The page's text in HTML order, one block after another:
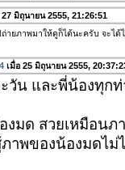
มิถุนายน 2555, 21:26:51
ยภาพมาให้ดูก็ได้นะครับ จะได้
เมื่อ 25 มิถุนายน 2555,
วัน และพี่น้องทุก
งมด สวยเหมือนภ
ภาพของน้องมดไม่